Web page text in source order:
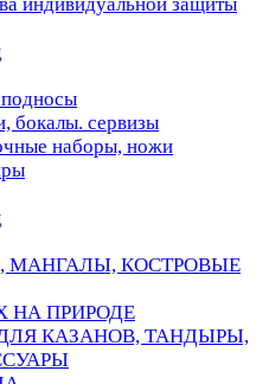
бокалы. сервизы
наборы, ножи
МАНГАЛЫ, КОСТРОВЫЕ
НА ПРИРОДЕ
КАЗАНОВ, ТАНДЫРЫ,